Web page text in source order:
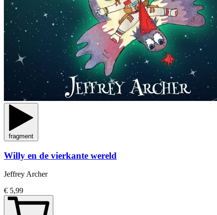
fragment
Willy en de vierkante wereld
Jeffrey Archer
€ 5,99